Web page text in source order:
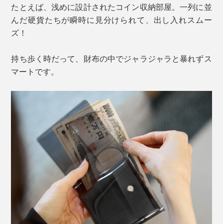
たとえば、浅めに設計されたコイン収納部屋。一列に並
んだ硬貨たちが瞬時に見分けられて、出し入れスムー
ズ！
持ち歩く時だって、財布の中でジャラジャラと暴れずス
マートです。